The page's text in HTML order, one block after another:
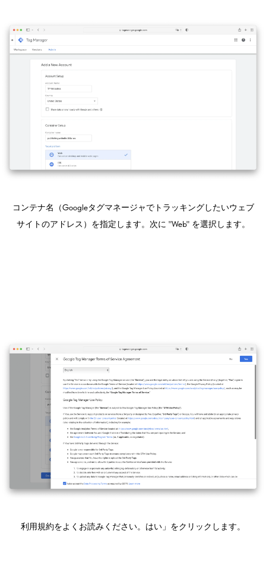
コンテナ名（Googleタグマネージャでトラッキングしたいウェブ
サイトのアドレス）を指定します。次に "Web" を選択します。
利用規約をよくお読みください。はい」をクリックします。